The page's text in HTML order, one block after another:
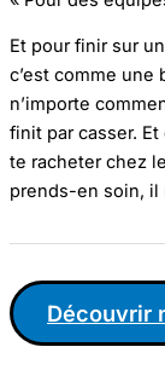
Et pour finir sur
c’est comme une
n’importe
finit par casser.
te racheter chez
prends-en soin, il
Découvrir